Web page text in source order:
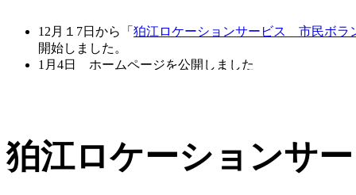
12月１7日から「 狛江ロケーションサービス 市民ボラ
開始しました。
1月4日 ホームページを公開しました
狛江ロケーションサ